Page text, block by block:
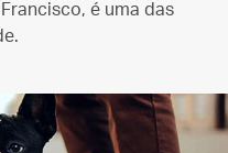
é uma das